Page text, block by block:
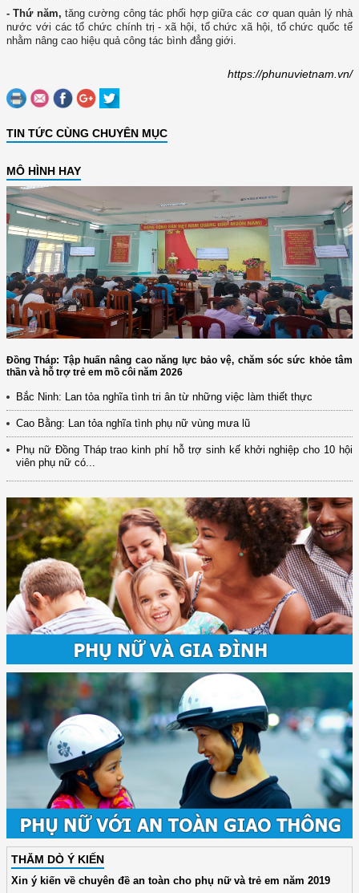
- Thứ năm, tăng cường công tác phối hợp giữa các cơ quan quản lý nhà
nước với các tổ chức chính trị - xã hội, tổ chức xã hội, tổ chức quốc tế
nhằm nâng cao hiệu quả công tác bình đẳng giới.
https://phunuvietnam.vn/
TIN TỨC CÙNG CHUYÊN MỤC
MÔ HÌNH HAY
Đồng Tháp: Tập huấn nâng cao năng lực bảo vệ, chăm sóc sức khỏe tâm
thần và hỗ trợ trẻ em mồ côi năm 2026
Bắc Ninh: Lan tỏa nghĩa tình tri ân từ những việc làm thiết thực
Cao Bằng: Lan tỏa nghĩa tình phụ nữ vùng mưa lũ
Phụ nữ Đồng Tháp trao kinh phí hỗ trợ sinh kế khởi nghiệp cho 10 hội
viên phụ nữ có...
THĂM DÒ Ý KIẾN
Xin ý kiến về chuyên đề an toàn cho phụ nữ và trẻ em năm 2019